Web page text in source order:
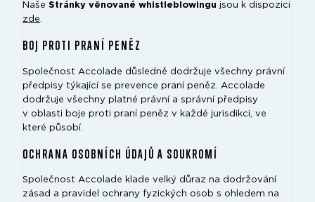
Naše Stránky věnované whistleblowingu jsou k dispozici
zde.
BOJ PROTI PRANÍ PENĚZ
Společnost Accolade důsledně dodržuje všechny právní
předpisy týkající se prevence praní peněz. Accolade
dodržuje všechny platné právní a správní předpisy
v oblasti boje proti praní peněz v každé jurisdikci, ve
které působí.
OCHRANA OSOBNÍCH ÚDAJŮ A SOUKROMÍ
Společnost Accolade klade velký důraz na dodržování
zásad a pravidel ochrany fyzických osob s ohledem na